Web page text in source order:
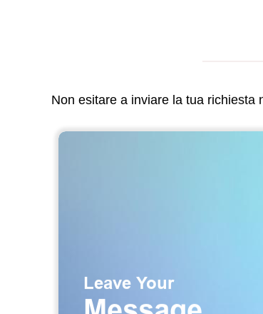
Non esitare a inviare la tua richiesta